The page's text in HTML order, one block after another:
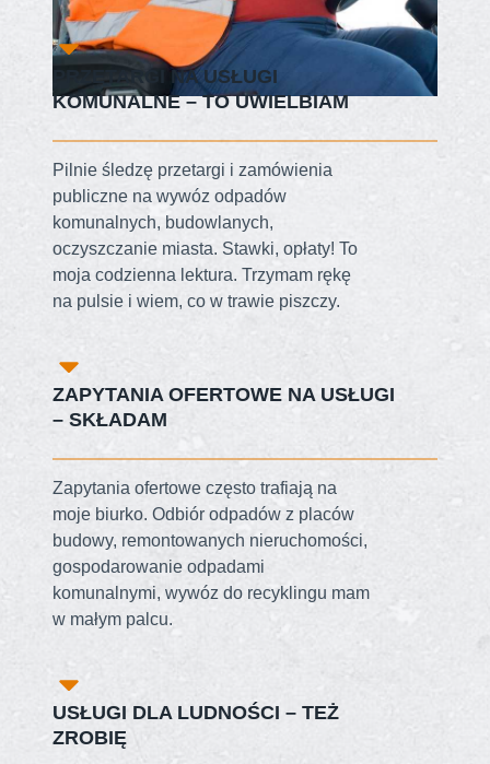
PRZETARGI NA USŁUGI
KOMUNALNE – TO UWIELBIAM
Pilnie śledzę przetargi i zamówienia
publiczne na wywóz odpadów
komunalnych, budowlanych,
oczyszczanie miasta. Stawki, opłaty! To
moja codzienna lektura. Trzymam rękę
na pulsie i wiem, co w trawie piszczy.
ZAPYTANIA OFERTOWE NA USŁUGI
– SKŁADAM
Zapytania ofertowe często trafiają na
moje biurko. Odbiór odpadów z placów
budowy, remontowanych nieruchomości,
gospodarowanie odpadami
komunalnymi, wywóz do recyklingu mam
w małym palcu.
USŁUGI DLA LUDNOŚCI – TEŻ
ZROBIĘ